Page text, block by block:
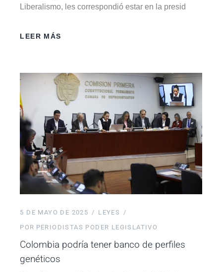
Liberalismo, les correspondió estar en la presid
LEER MÁS
5 DE MAYO DE 2025
LEYES
POR PERIODISTAS PODER LEGISLATIVO
Colombia podría tener banco de perfiles
genéticos